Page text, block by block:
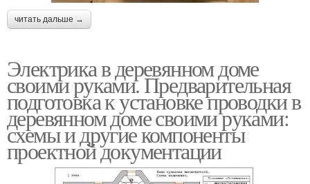
читать дальше →
Электрика в деревянном доме
своими руками. Предварительная
подготовка к установке проводки в
деревянном доме своими руками:
схемы и другие компоненты
проектной документации